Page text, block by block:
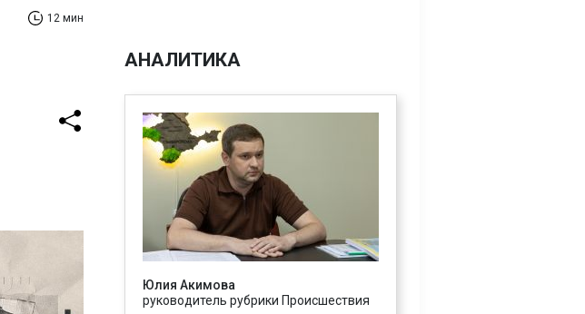
12 мин
АНАЛИТИКА
Юлия Акимова
руководитель рубрики Происшествия